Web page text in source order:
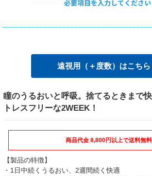
遠視用（＋度数）はこちら
瞳のうるおいと呼吸。捨てるときまで
トレスフリーな2WEEK！
商品代金 8,800円以上で送料無料
【製品の特徴】
・1日中続くうるおい、2週間続く快適